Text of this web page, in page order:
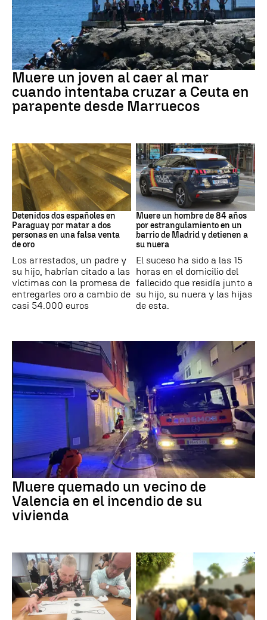
Ceuta
Muere un joven al caer al mar
cuando intentaba cruzar a Ceuta en
parapente desde Marruecos
Paraguay
Detenidos dos españoles en
Paraguay por matar a dos
personas en una falsa venta
de oro
Los arrestados, un padre y
su hijo, habrían citado a las
víctimas con la promesa de
entregarles oro a cambio de
casi 54.000 euros
Suceso
Muere un hombre de 84 años
por estrangulamiento en un
barrio de Madrid y detienen a
su nuera
El suceso ha sido a las 15
horas en el domicilio del
fallecido que residía junto a
su hijo, su nuera y las hijas
de esta.
Muere quemado un vecino de
Valencia en el incendio de su
vivienda